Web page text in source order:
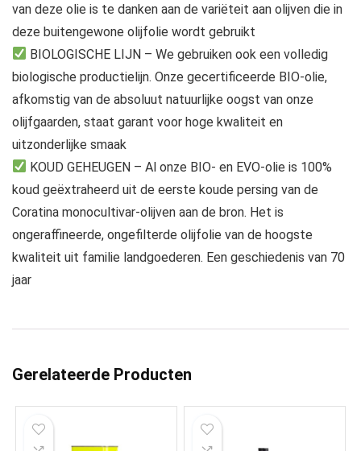
van deze olie is te danken aan de variëteit aan olijven die in
deze buitengewone olijfolie wordt gebruikt
BIOLOGISCHE LIJN – We gebruiken ook een volledig
biologische productielijn. Onze gecertificeerde BIO-olie,
afkomstig van de absoluut natuurlijke oogst van onze
olijfgaarden, staat garant voor hoge kwaliteit en
uitzonderlijke smaak
KOUD GEHEUGEN – Al onze BIO- en EVO-olie is 100%
koud geëxtraheerd uit de eerste koude persing van de
Coratina monocultivar-olijven aan de bron. Het is
ongeraffineerde, ongefilterde olijfolie van de hoogste
kwaliteit uit familie landgoederen. Een geschiedenis van 70
jaar
Gerelateerde Producten